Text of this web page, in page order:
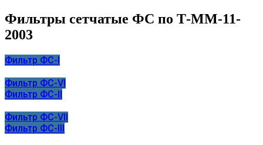
Фильтры сетчатые ФС по Т-ММ-11-
2003
Фильтр ФС-I
Фильтр ФС-VI
Фильтр ФС-II
Фильтр ФС-VII
Фильтр ФС-III